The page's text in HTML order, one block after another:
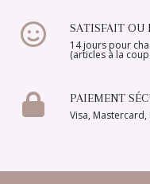
SATISFAIT OU
14 jours pour
(articles à la
PAIEMENT
Visa, Mastercard,